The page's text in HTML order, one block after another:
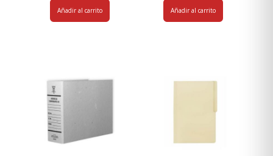
Añadir al carrito Añadir al carrito